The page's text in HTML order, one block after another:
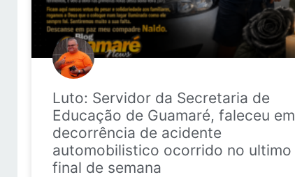
Luto: Servidor da Secretaria de
Educação de Guamaré, faleceu em
decorrência de acidente
automobilistico ocorrido no ultimo
final de semana